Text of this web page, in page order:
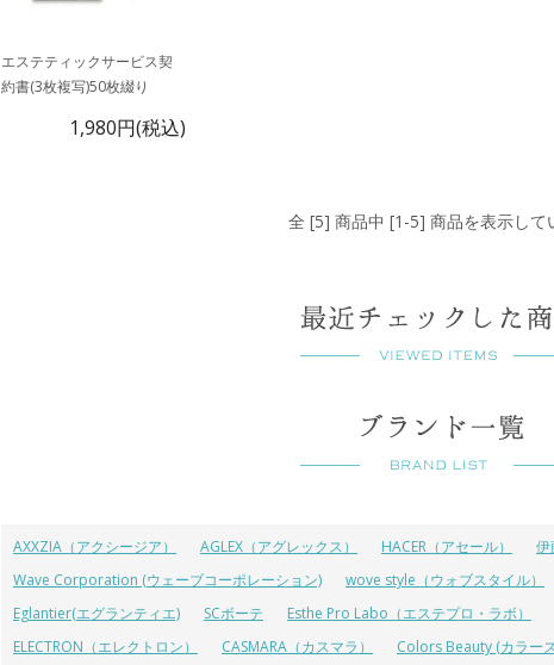
エステティックサービス契
約書(3枚複写)50枚綴り
1,980円(税込)
全 [5] 商品中 [1-5] 商品を表示して
AXXZIA（アクシージア） AGLEX（アグレックス） HACER（アセール）
伊
Wave Corporation (ウェーブコーポレーション)
wove style（ウォブスタイル）
Eglantier(エグランティエ)
SCボーテ Esthe Pro Labo（エステプロ・ラボ）
ELECTRON（エレクトロン）
CASMARA（カスマラ） Colors Beauty (カラー